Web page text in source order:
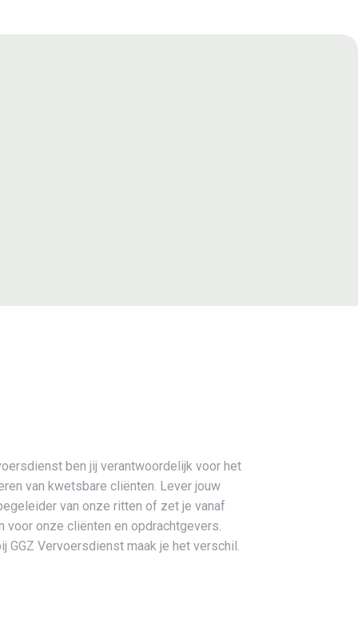
ben jij verantwoordelijk voor het
van kwetsbare cliënten. Lever jouw
van onze ritten of zet je vanaf
voor onze cliënten en opdrachtgevers.
GGZ Vervoersdienst maak je het verschil.